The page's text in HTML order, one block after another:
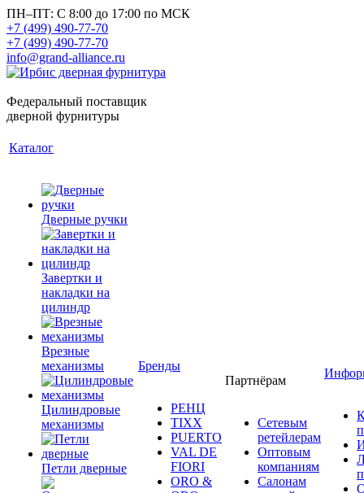
ПН–ПТ: С 8:00 до 17:00 по МСК
+7 (499) 490-77-70
+7 (499) 490-77-70
info@grand-alliance.ru
Федеральный поставщик
дверной фурнитуры
Каталог
Дверные ручки
Завертки и
накладки на
цилиндр
Врезные
механизмы
Цилиндровые
механизмы
Петли дверные
Бренды
РЕНЦ
TIXX
PUERTO
VAL DE
FIORI
ORO &
Партнёрам
Сетевым
ретейлерам
Оптовым
компаниям
Салонам